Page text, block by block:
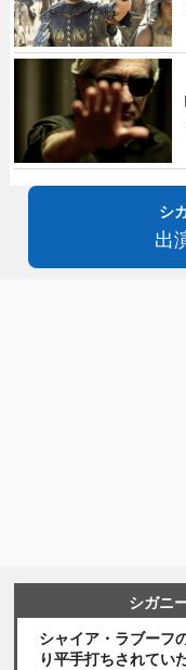
シ
出
シガニ
シャイア・ラブーフ
り平手打ちされてい